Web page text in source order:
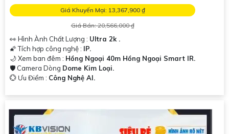
Giá Khuyến Mại: 13,367,900 ₫
Giá Bán: 20,566,000 ₫
👀 Hình Ành Chất Lượng : Ultra 2k .
🌠 Tích hợp công nghệ : IP.
🌙 Xem ban đêm : Hồng Ngoại 40m Hồng Ngoại Smart IR.
🛡 Camera Dòng Dome Kim Loại.
️💮 Ưu Điểm : Công Nghệ AI.